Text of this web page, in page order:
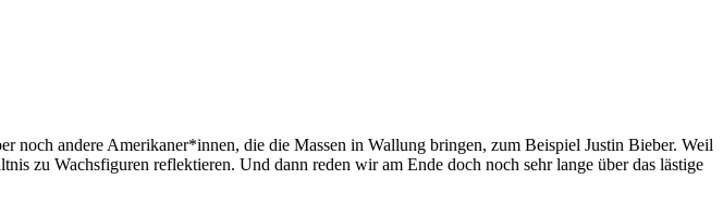
noch andere Amerikaner*innen, die die Massen in Wallung bringen, zum Beispiel Justin Bieber. Weil
zu Wachsfiguren reflektieren. Und dann reden wir am Ende doch noch sehr lange über das lästige